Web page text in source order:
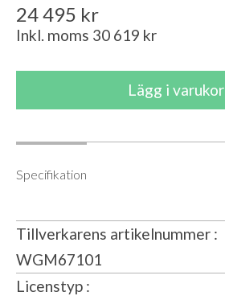
24 495 kr
Inkl. moms 30 619 kr
Specifikation
Tillverkarens artikelnummer
WGM67101
Licenstyp